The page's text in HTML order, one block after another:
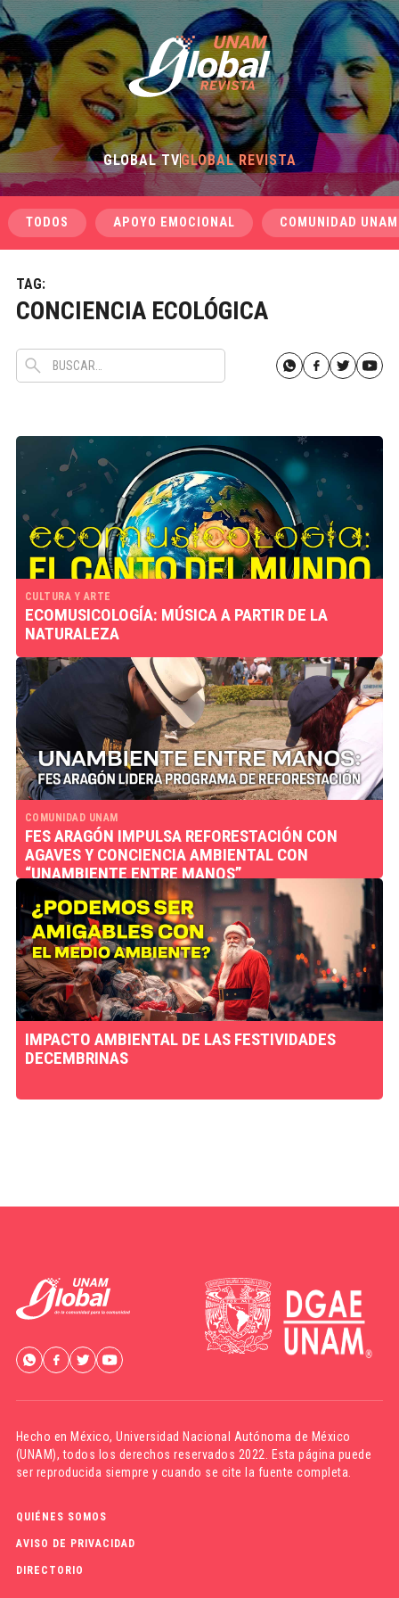
GLOBAL TVGLOBAL REVISTA
TODOS APOYO EMOCIONAL COMUNIDAD UNAM
TAG:
CONCIENCIA ECOLÓGICA
CULTURA Y ARTE
ECOMUSICOLOGÍA: MÚSICA A PARTIR DE LA
NATURALEZA
COMUNIDAD UNAM
FES ARAGÓN IMPULSA REFORESTACIÓN CON
AGAVES Y CONCIENCIA AMBIENTAL CON
“UNAMBIENTE ENTRE MANOS”
IMPACTO AMBIENTAL DE LAS FESTIVIDADES
DECEMBRINAS
Hecho en México,Universidad Nacional Autónoma de México
(UNAM), todos los derechos reservados 2022. Esta página puede
ser reproducida siempre y cuando se cite la fuente completa.
QUIÉNES SOMOS
AVISO DE PRIVACIDAD
DIRECTORIO